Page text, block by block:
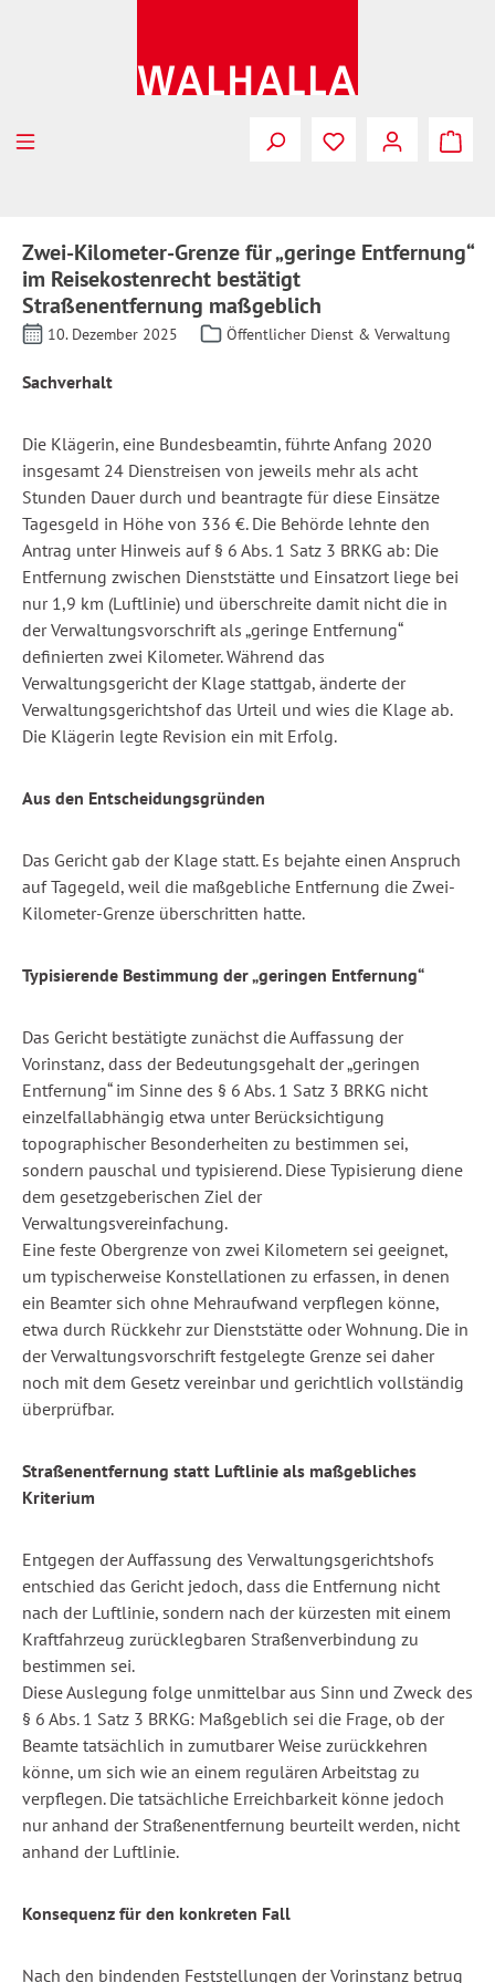
Zwei-Kilometer-Grenze für „geringe Entfernung“
im Reisekostenrecht bestätigt
Straßenentfernung maßgeblich
10. Dezember 2025 Öffentlicher Dienst & Verwaltung
Sachverhalt
Die Klägerin, eine Bundesbeamtin, führte Anfang 2020
insgesamt 24 Dienstreisen von jeweils mehr als acht
Stunden Dauer durch und beantragte für diese Einsätze
Tagesgeld in Höhe von 336 €. Die Behörde lehnte den
Antrag unter Hinweis auf § 6 Abs. 1 Satz 3 BRKG ab: Die
Entfernung zwischen Dienststätte und Einsatzort liege bei
nur 1,9 km (Luftlinie) und überschreite damit nicht die in
der Verwaltungsvorschrift als „geringe Entfernung“
definierten zwei Kilometer. Während das
Verwaltungsgericht der Klage stattgab, änderte der
Verwaltungsgerichtshof das Urteil und wies die Klage ab.
Die Klägerin legte Revision ein mit Erfolg.
Aus den Entscheidungsgründen
Das Gericht gab der Klage statt. Es bejahte einen Anspruch
auf Tagegeld, weil die maßgebliche Entfernung die Zwei-
Kilometer-Grenze überschritten hatte.
Typisierende Bestimmung der „geringen Entfernung“
Das Gericht bestätigte zunächst die Auffassung der
Vorinstanz, dass der Bedeutungsgehalt der „geringen
Entfernung“ im Sinne des § 6 Abs. 1 Satz 3 BRKG nicht
einzelfallabhängig etwa unter Berücksichtigung
topographischer Besonderheiten zu bestimmen sei,
sondern pauschal und typisierend. Diese Typisierung diene
dem gesetzgeberischen Ziel der
Verwaltungsvereinfachung.
Eine feste Obergrenze von zwei Kilometern sei geeignet,
um typischerweise Konstellationen zu erfassen, in denen
ein Beamter sich ohne Mehraufwand verpflegen könne,
etwa durch Rückkehr zur Dienststätte oder Wohnung. Die in
der Verwaltungsvorschrift festgelegte Grenze sei daher
noch mit dem Gesetz vereinbar und gerichtlich vollständig
überprüfbar.
Straßenentfernung statt Luftlinie als maßgebliches
Kriterium
Entgegen der Auffassung des Verwaltungsgerichtshofs
entschied das Gericht jedoch, dass die Entfernung nicht
nach der Luftlinie, sondern nach der kürzesten mit einem
Kraftfahrzeug zurücklegbaren Straßenverbindung zu
bestimmen sei.
Diese Auslegung folge unmittelbar aus Sinn und Zweck des
§ 6 Abs. 1 Satz 3 BRKG: Maßgeblich sei die Frage, ob der
Beamte tatsächlich in zumutbarer Weise zurückkehren
könne, um sich wie an einem regulären Arbeitstag zu
verpflegen. Die tatsächliche Erreichbarkeit könne jedoch
nur anhand der Straßenentfernung beurteilt werden, nicht
anhand der Luftlinie.
Konsequenz für den konkreten Fall
Nach den bindenden Feststellungen der Vorinstanz betrug